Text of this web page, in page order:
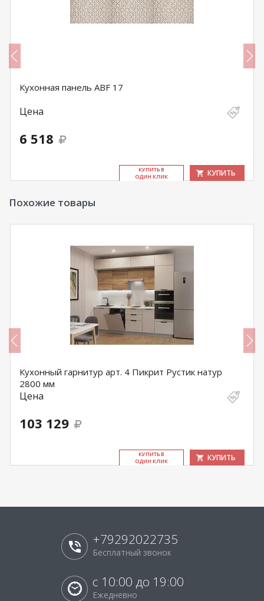
Кухонная панель ABF 17
Цена
6 518
КУ­ПИТЬ В
ОДИН КЛИК
КУПИТЬ
Похожие товары
Кухонный гарнитур арт. 4 Пикрит Рустик натур
2800 мм
Цена
103 129
КУ­ПИТЬ В
ОДИН КЛИК
КУПИТЬ
+79292022735
Бесплатный звонок
с 10:00 до 19:00
Ежедневно